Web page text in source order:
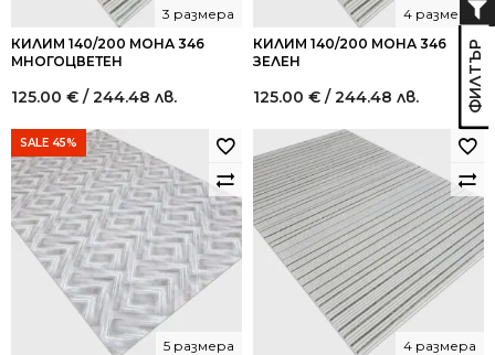
КИЛИМ 140/200 МОНА 346
МНОГОЦВЕТЕН
3 размера
125.00 € / 244.48 лв.
КИЛИМ 140/200 МОНА 346
ЗЕЛЕН
4 размера
125.00 € / 244.48 лв.
SALE 45%
5 размера 4 размера